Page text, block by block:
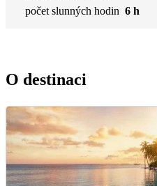
počet slunných hodin 6 h
O destinaci